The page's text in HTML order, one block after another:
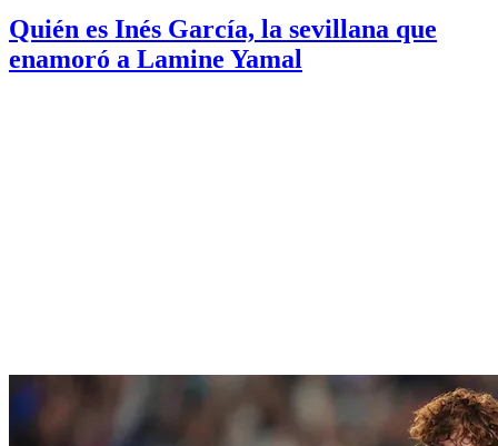
Quién es Inés García, la sevillana que
enamoró a Lamine Yamal